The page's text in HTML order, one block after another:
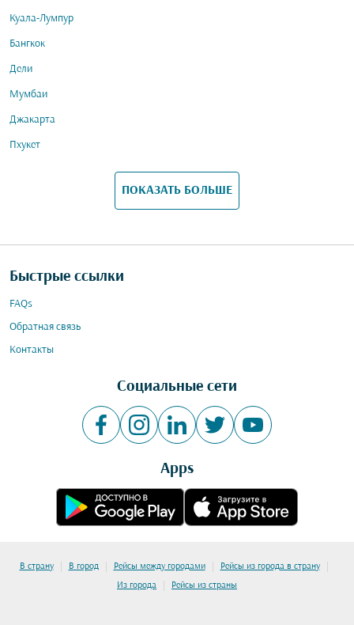
Куала-Лумпур
Бангкок
Дели
Мумбаи
Джакарта
Пхукет
ПОКАЗАТЬ БОЛЬШЕ
Быстрые ссылки
FAQs
Обратная связь
Контакты
Социальные сети
Apps
В страну | В город | Рейсы между городами | Рейсы из города в страну |
Из города | Рейсы из страны